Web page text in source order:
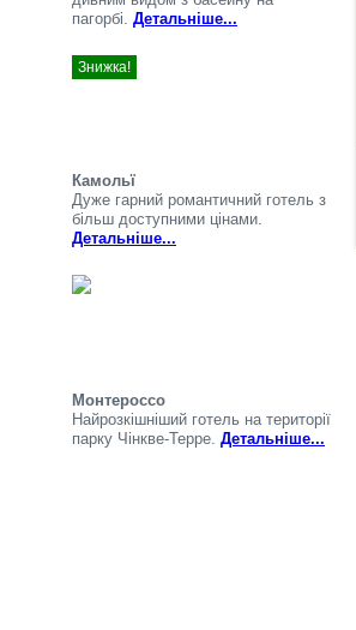
пагорбі. Детальніше...
Знижка!
Камольї
Дуже гарний романтичний готель з
більш доступними цінами.
Детальніше...
Монтероссо
Найрозкішніший готель на території
парку Чінкве-Терре. Детальніше...